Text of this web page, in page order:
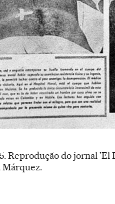
Reprodução do jornal
Márquez.